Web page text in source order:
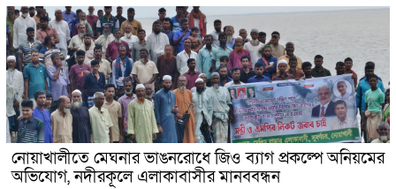
নোয়াখালীতে মেঘনার ভাঙনরোধে জিও ব্যাগ প্রকল্পে অনিয়মের
অভিযোগ, নদীরকূলে এলাকাবাসীর মানববন্ধন